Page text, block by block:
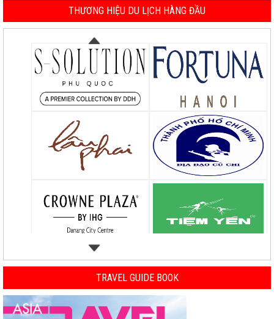
THƯƠNG HIỆU DU LỊCH HÀNG ĐẦU
TRAVEL GUIDE BOOK
Previous